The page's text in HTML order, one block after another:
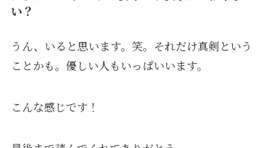
い？
うん、いると思います。笑。それだけ真剣という
ことかも。優しい人もいっぱいいます。
こんな感じです！